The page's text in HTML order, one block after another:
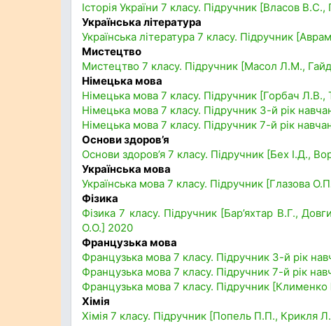
Історія України 7 класу. Підручник [Власов
Українська література
Українська література 7 класу. Підручник
Мистецтво
Мистецтво 7 класу. Підручник [Масол Л.М.,
Німецька мова
Німецька мова 7 класу. Підручник [Горбач Л.В.,
Німецька мова 7 класу. Підручник 3-й рік
Німецька мова 7 класу. Підручник 7-й рік
Основи здоров’я
Основи здоров’я 7 класу. Підручник [Бех І.Д.,
Українська мова
Українська мова 7 класу. Підручник [Глазова
Фізика
Фізика 7 класу. Підручник [Бар’яхтар В.Г.,
О.О.] 2020
Французька мова
Французька мова 7 класу. Підручник 3-й рік
Французька мова 7 класу. Підручник 7-й рік
Французька мова 7 класу. Підручник
Хімія
Хімія 7 класу. Підручник [Попель П.П., Крикля